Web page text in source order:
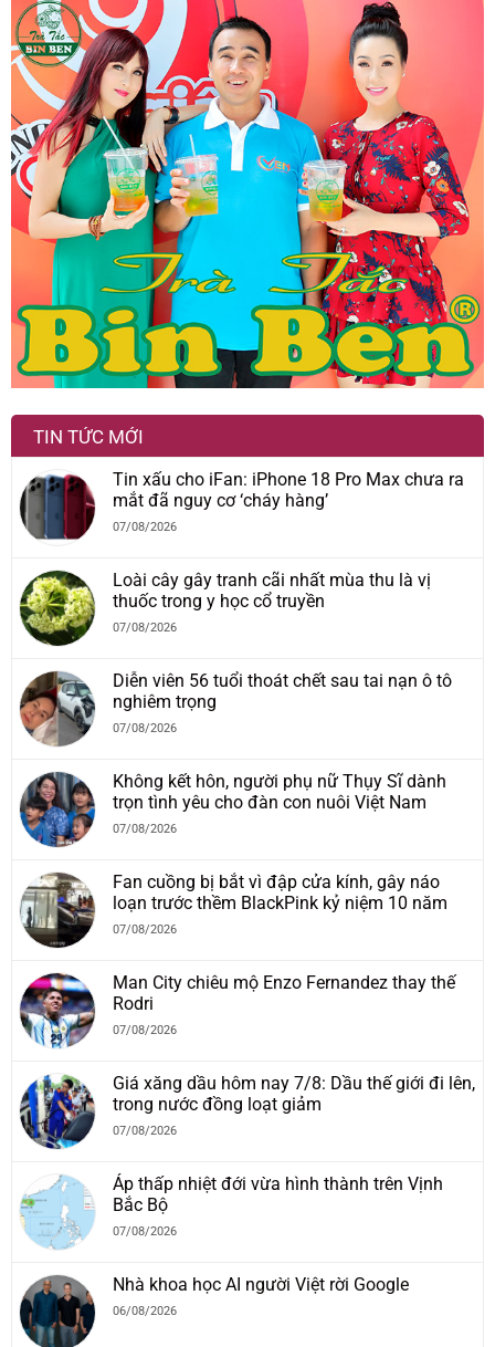
TIN TỨC MỚI
Tin xấu cho iFan: iPhone 18 Pro Max chưa ra
mắt đã nguy cơ ‘cháy hàng’
07/08/2026
Loài cây gây tranh cãi nhất mùa thu là vị
thuốc trong y học cổ truyền
07/08/2026
Diễn viên 56 tuổi thoát chết sau tai nạn ô tô
nghiêm trọng
07/08/2026
Không kết hôn, người phụ nữ Thụy Sĩ dành
trọn tình yêu cho đàn con nuôi Việt Nam
07/08/2026
Fan cuồng bị bắt vì đập cửa kính, gây náo
loạn trước thềm BlackPink kỷ niệm 10 năm
07/08/2026
Man City chiêu mộ Enzo Fernandez thay thế
Rodri
07/08/2026
Giá xăng dầu hôm nay 7/8: Dầu thế giới đi lên,
trong nước đồng loạt giảm
07/08/2026
Áp thấp nhiệt đới vừa hình thành trên Vịnh
Bắc Bộ
07/08/2026
Nhà khoa học AI người Việt rời Google
06/08/2026